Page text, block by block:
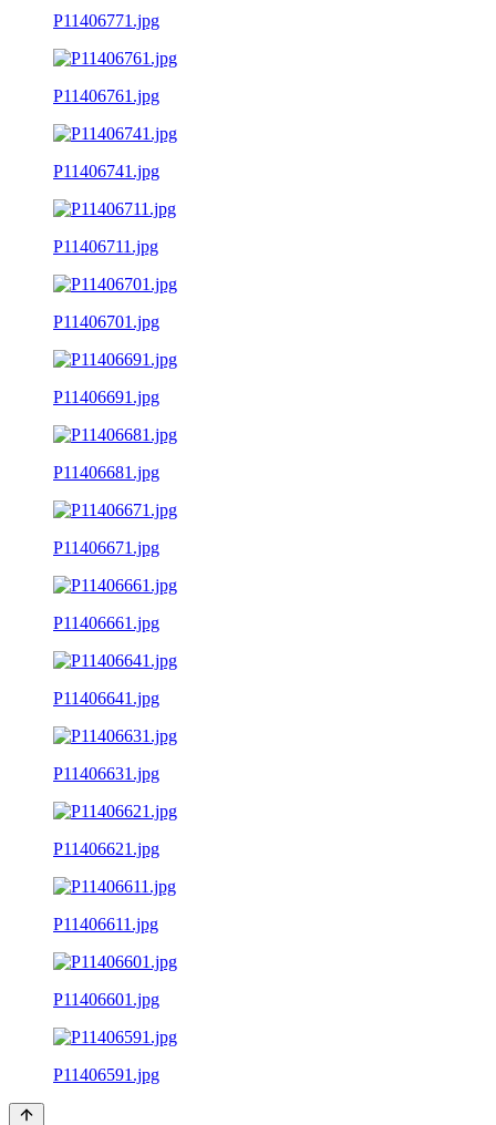
P11406771.jpg
P11406761.jpg
P11406741.jpg
P11406711.jpg
P11406701.jpg
P11406691.jpg
P11406681.jpg
P11406671.jpg
P11406661.jpg
P11406641.jpg
P11406631.jpg
P11406621.jpg
P11406611.jpg
P11406601.jpg
P11406591.jpg